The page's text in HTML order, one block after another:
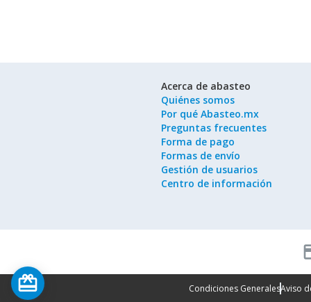
Acerca de abasteo
Quiénes somos
Por qué Abasteo.mx
Preguntas frecuentes
Forma de pago
Formas de envío
Gestión de usuarios
Centro de información
Condiciones GeneralesAviso
card_giftcard